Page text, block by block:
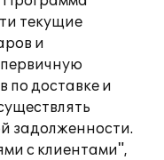
текущие
и
по доставке и
задолженности.
с клиентами",